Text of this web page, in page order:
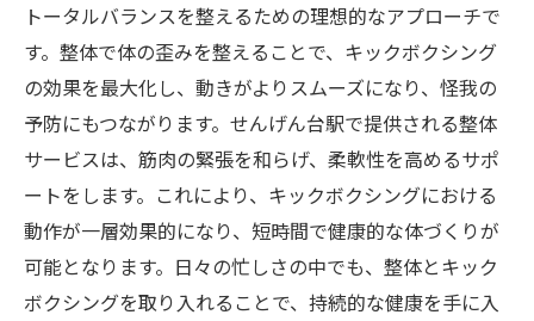
トータルバランスを整えるための理想的なアプローチで
す。整体で体の歪みを整えることで、キックボクシング
の効果を最大化し、動きがよりスムーズになり、怪我の
予防にもつながります。せんげん台駅で提供される整体
サービスは、筋肉の緊張を和らげ、柔軟性を高めるサポ
ートをします。これにより、キックボクシングにおける
動作が一層効果的になり、短時間で健康的な体づくりが
可能となります。日々の忙しさの中でも、整体とキック
ボクシングを取り入れることで、持続的な健康を手に入